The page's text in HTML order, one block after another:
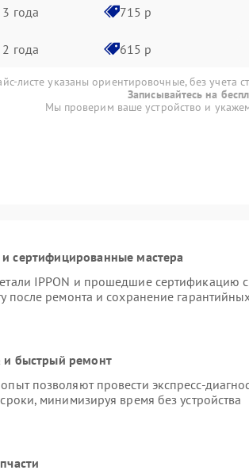
3 года 715 р
2 года 615 р
листе указаны ориентировочные, без учета
Записывайтесь на
Мы проверим ваше устройство и
сертифицированные мастера
IPPON и прошедшие сертификацию
после ремонта и сохранение
и быстрый ремонт
позволяют провести экспресс-
минимизируя время без устройства